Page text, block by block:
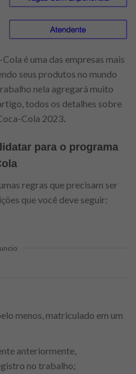
é uma das empresas mais
seus produtos no mundo
nela agregará muito
todos os detalhes sobre
Cola 2023.
para o programa
regras que precisam ser
que você deve seguir:
menos, matriculado em um
anteriormente,
no trabalho;